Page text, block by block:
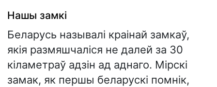
Нашы замкі
Беларусь называлі краінай замкаў,
якія размяшчаліся не далей за 30
кіламетраў адзін ад аднаго. Мірскі
замак, як першы беларускі помнік,